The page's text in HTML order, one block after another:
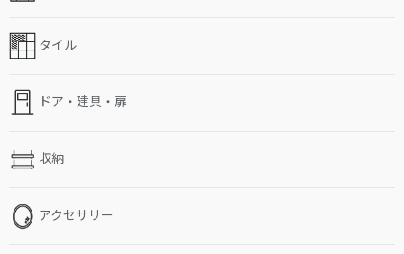
タイル
ドア・建具・扉
収納
アクセサリー